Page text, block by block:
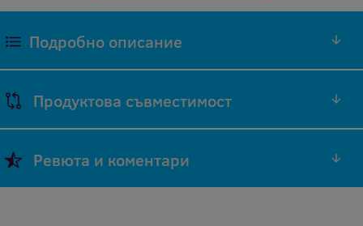
Подробно описание
Продуктова съвместимост
на
принтер
Модел на
оригинален
консуматив
Ревюта и коментари